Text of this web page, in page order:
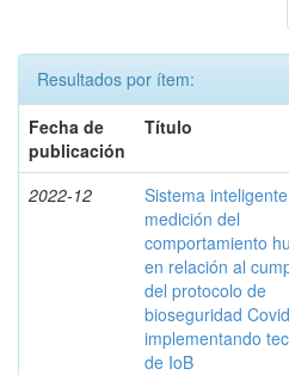
Resultados por ítem:
Fecha de
publicación
Título
2022-12
Sistema
medición del
comportamiento
en relación al
del protocolo de
bioseguridad
implementando
de IoB